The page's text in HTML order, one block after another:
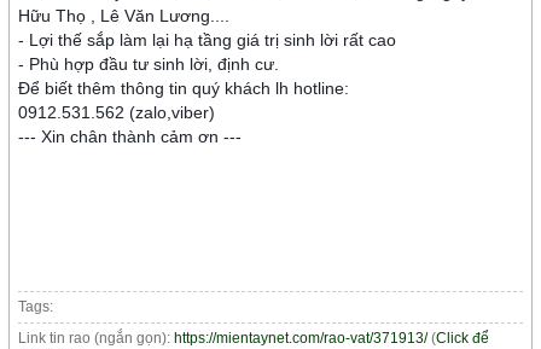
Hữu Thọ , Lê Văn Lương....
- Lợi thế sắp làm lại hạ tầng giá trị sinh lời rất cao
- Phù hợp đầu tư sinh lời, định cư.
Để biết thêm thông tin quý khách lh hotline:
0912.531.562 (zalo,viber)
--- Xin chân thành cảm ơn ---
Tags:
Link tin rao (ngắn gọn): https://mientaynet.com/rao-vat/371913/(Click để